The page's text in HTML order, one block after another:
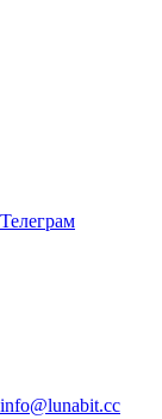
Телеграм
info@lunabit.cc